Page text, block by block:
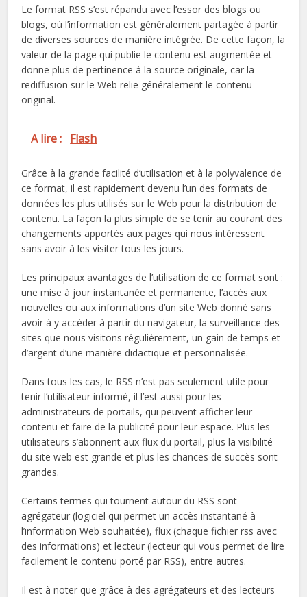
Le format RSS s’est répandu avec l’essor des blogs ou
blogs, où l’information est généralement partagée à partir
de diverses sources de manière intégrée. De cette façon, la
valeur de la page qui publie le contenu est augmentée et
donne plus de pertinence à la source originale, car la
rediffusion sur le Web relie généralement le contenu
original.
A lire : Flash
Grâce à la grande facilité d’utilisation et à la polyvalence de
ce format, il est rapidement devenu l’un des formats de
données les plus utilisés sur le Web pour la distribution de
contenu. La façon la plus simple de se tenir au courant des
changements apportés aux pages qui nous intéressent
sans avoir à les visiter tous les jours.
Les principaux avantages de l’utilisation de ce format sont :
une mise à jour instantanée et permanente, l’accès aux
nouvelles ou aux informations d’un site Web donné sans
avoir à y accéder à partir du navigateur, la surveillance des
sites que nous visitons régulièrement, un gain de temps et
d’argent d’une manière didactique et personnalisée.
Dans tous les cas, le RSS n’est pas seulement utile pour
tenir l’utilisateur informé, il l’est aussi pour les
administrateurs de portails, qui peuvent afficher leur
contenu et faire de la publicité pour leur espace. Plus les
utilisateurs s’abonnent aux flux du portail, plus la visibilité
du site web est grande et plus les chances de succès sont
grandes.
Certains termes qui tournent autour du RSS sont
agrégateur (logiciel qui permet un accès instantané à
l’information Web souhaitée), flux (chaque fichier rss avec
des informations) et lecteur (lecteur qui vous permet de lire
facilement le contenu porté par RSS), entre autres.
Il est à noter que grâce à des agrégateurs et des lecteurs